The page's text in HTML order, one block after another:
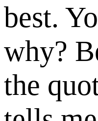
best.
why?
the